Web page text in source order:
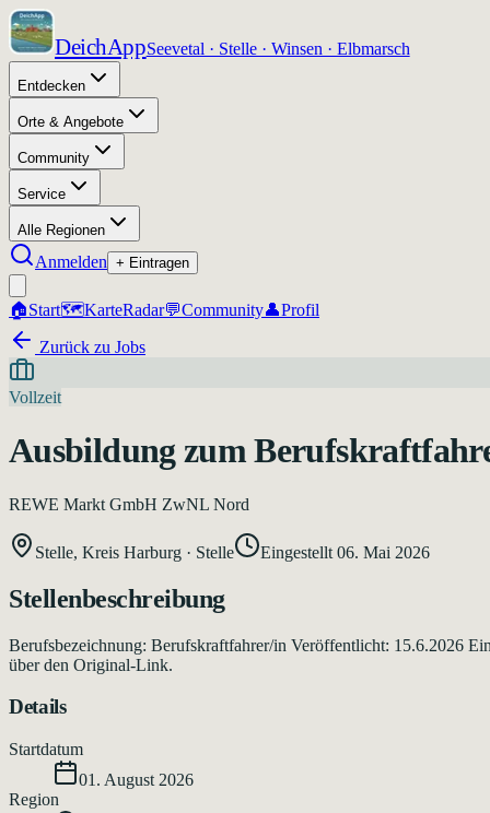
DeichAppSeevetal · Stelle · Winsen · Elbmarsch
Entdecken
Orte & Angebote
Community
Service
Alle Regionen
Anmelden + Eintragen
🏠Start🗺️KarteRadar💬Community👤Profil
Zurück zu Jobs
Vollzeit
Ausbildung zum
REWE Markt GmbH ZwNL Nord
Stelle, Kreis Harburg · Stelle Eingestellt 06. Mai 2026
Stellenbeschreibung
Berufsbezeichnung: Berufskraftfahrer/in Veröffentlicht: 15.6.2026
über den Original-Link.
Details
Startdatum
01. August 2026
Region